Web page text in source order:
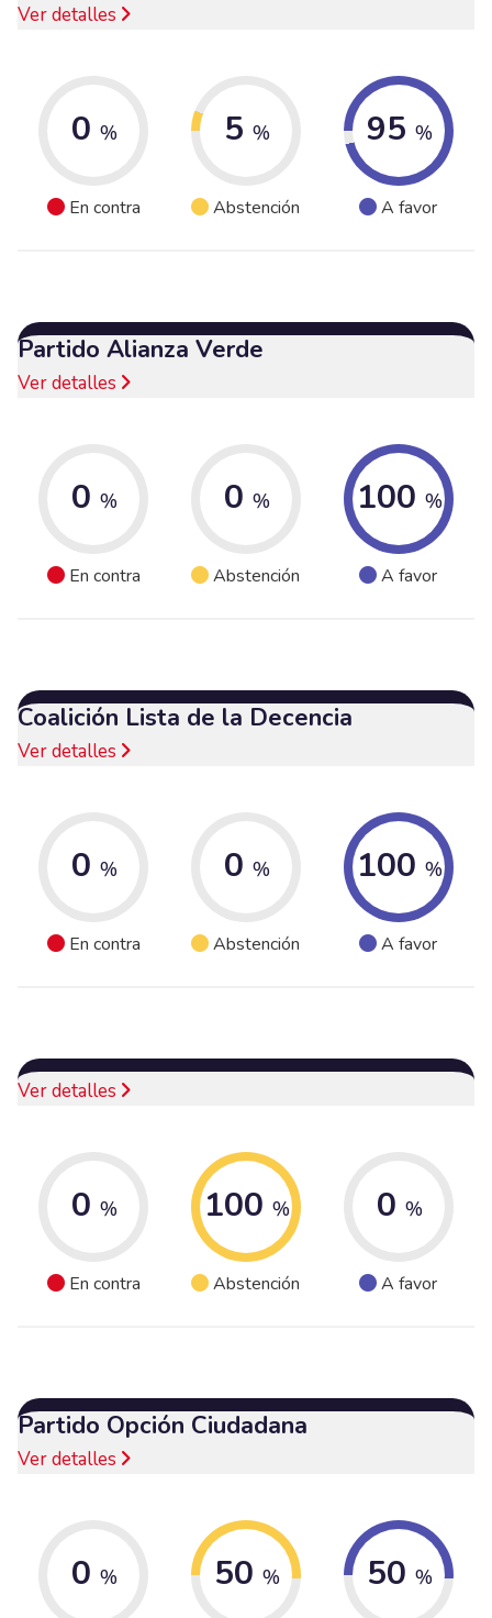
Ver detalles
0 %
En contra
5 %
Abstención
95 %
A favor
Partido Alianza Verde
Ver detalles
0 %
En contra
0 %
Abstención
100 %
A favor
Coalición Lista de la Decencia
Ver detalles
0 %
En contra
0 %
Abstención
100 %
A favor
Ver detalles
0 %
En contra
100 %
Abstención
0 %
A favor
Partido Opción Ciudadana
Ver detalles
0 % 50 % 50 %